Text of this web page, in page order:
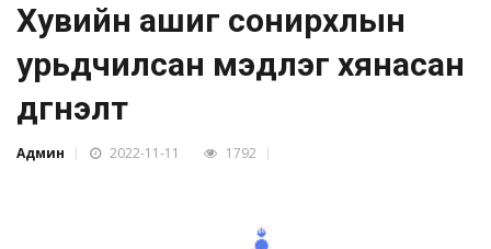
Хувийн ашиг сонирхлын
урьдчилсан мэдүүлэг хянасан
дүгнэлт
Админ 2022-11-11 1792